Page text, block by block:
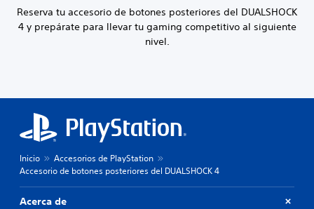
Reserva tu accesorio de botones posteriores del DUALSHOCK
4 y prepárate para llevar tu gaming competitivo al siguiente
nivel.
Inicio
Accesorios de PlayStation
Accesorio de botones posteriores del DUALSHOCK 4
Acerca de